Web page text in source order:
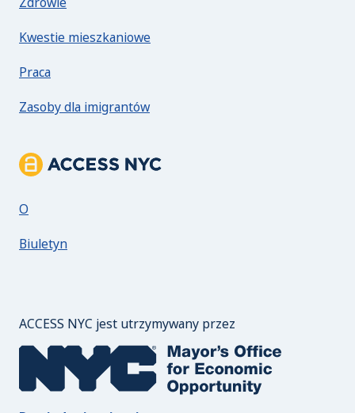
Kwestie mieszkaniowe
Praca
Zasoby dla imigrantów
Informacje o ACCESS NYC
O
Biuletyn
ACCESS NYC jest utrzymywany przez